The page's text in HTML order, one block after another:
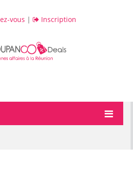
vous | Inscription